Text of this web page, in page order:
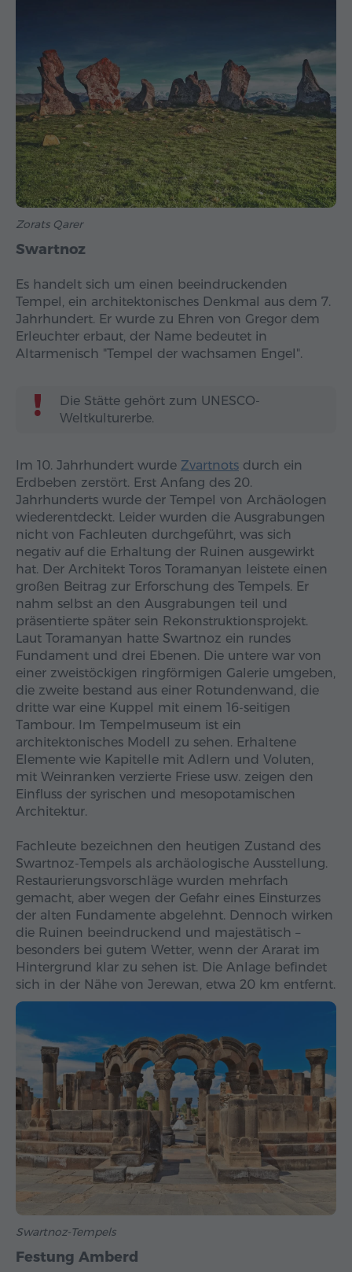
Zorats Qarer
Swartnoz
Es handelt sich um einen beeindruckenden
Tempel, ein architektonisches Denkmal aus dem 7.
Jahrhundert. Er wurde zu Ehren von Gregor dem
Erleuchter erbaut, der Name bedeutet in
Altarmenisch "Tempel der wachsamen Engel".
Die Stätte gehört zum UNESCO-
Weltkulturerbe.
Im 10. Jahrhundert wurde Zvartnots durch ein
Erdbeben zerstört. Erst Anfang des 20.
Jahrhunderts wurde der Tempel von Archäologen
wiederentdeckt. Leider wurden die Ausgrabungen
nicht von Fachleuten durchgeführt, was sich
negativ auf die Erhaltung der Ruinen ausgewirkt
hat. Der Architekt Toros Toramanyan leistete einen
großen Beitrag zur Erforschung des Tempels. Er
nahm selbst an den Ausgrabungen teil und
präsentierte später sein Rekonstruktionsprojekt.
Laut Toramanyan hatte Swartnoz ein rundes
Fundament und drei Ebenen. Die untere war von
einer zweistöckigen ringförmigen Galerie umgeben,
die zweite bestand aus einer Rotundenwand, die
dritte war eine Kuppel mit einem 16-seitigen
Tambour. Im Tempelmuseum ist ein
architektonisches Modell zu sehen. Erhaltene
Elemente wie Kapitelle mit Adlern und Voluten,
mit Weinranken verzierte Friese usw. zeigen den
Einfluss der syrischen und mesopotamischen
Architektur.
Fachleute bezeichnen den heutigen Zustand des
Swartnoz-Tempels als archäologische Ausstellung.
Restaurierungsvorschläge wurden mehrfach
gemacht, aber wegen der Gefahr eines Einsturzes
der alten Fundamente abgelehnt. Dennoch wirken
die Ruinen beeindruckend und majestätisch –
besonders bei gutem Wetter, wenn der Ararat im
Hintergrund klar zu sehen ist. Die Anlage befindet
sich in der Nähe von Jerewan, etwa 20 km entfernt.
Swartnoz-Tempels
Festung Amberd